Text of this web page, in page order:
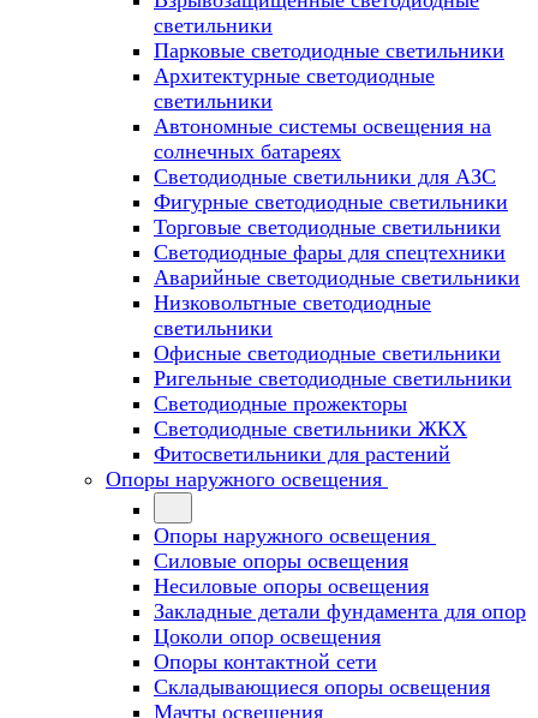
светильники
Парковые светодиодные светильники
Архитектурные светодиодные
светильники
Автономные системы освещения на
солнечных батареях
Светодиодные светильники для АЗС
Фигурные светодиодные светильники
Торговые светодиодные светильники
Cветодиодные фары для спецтехники
Аварийные светодиодные светильники
Низковольтные светодиодные
светильники
Офисные светодиодные светильники
Ригельные светодиодные светильники
Светодиодные прожекторы
Светодиодные светильники ЖКХ
Фитосветильники для растений
Опоры наружного освещения
Опоры наружного освещения
Силовые опоры освещения
Несиловые опоры освещения
Закладные детали фундамента для опор
Цоколи опор освещения
Опоры контактной сети
Cкладывающиеся опоры освещения
Мачты освещения